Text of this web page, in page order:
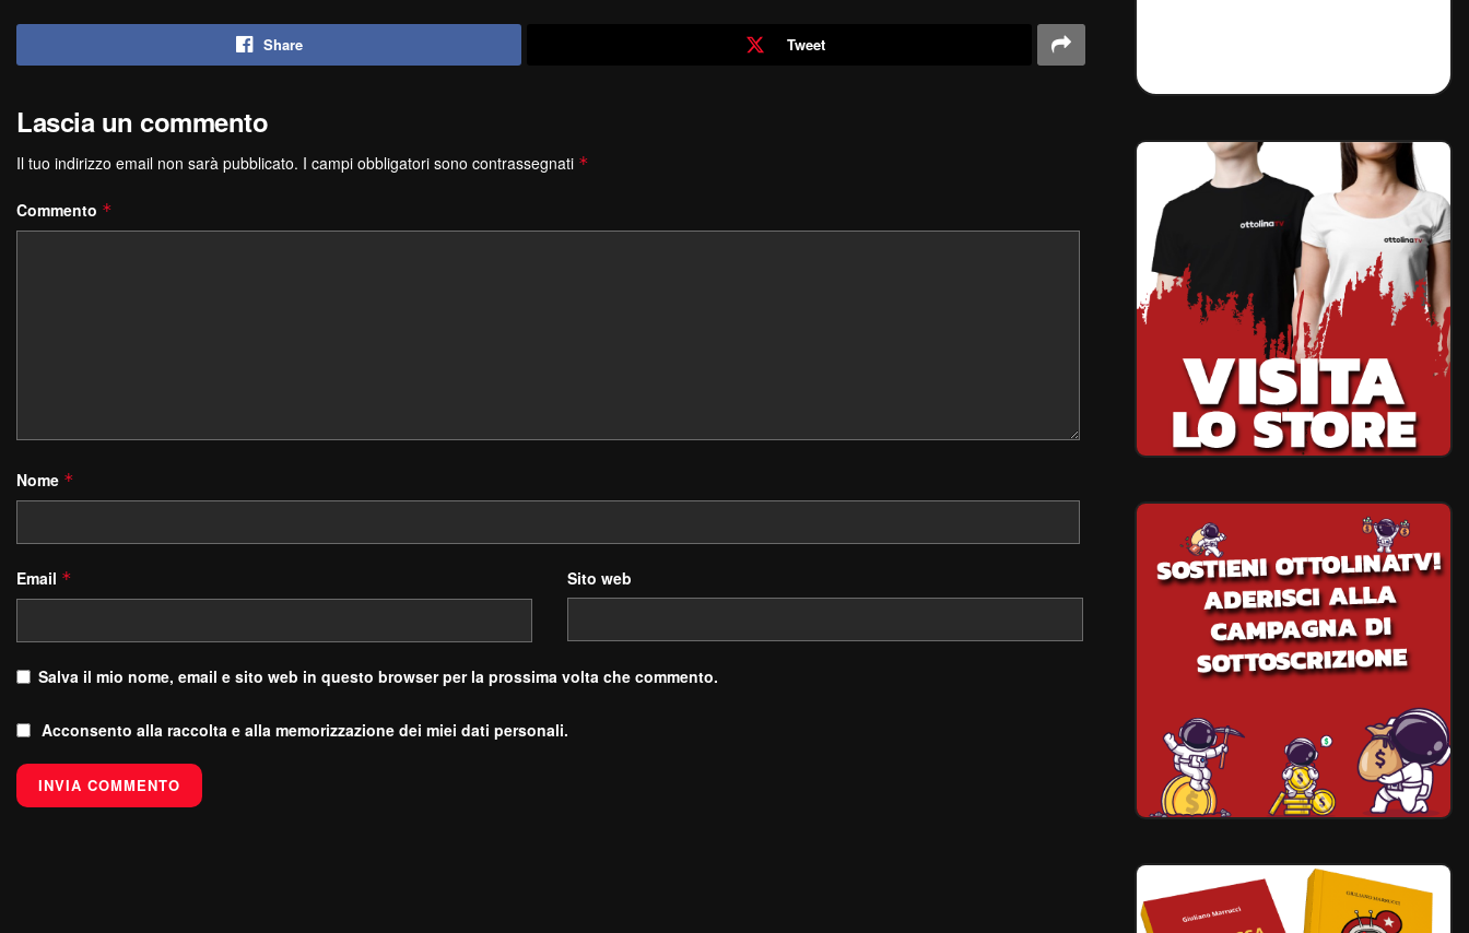
Share Tweet
Lascia un commento
Il tuo indirizzo email non sarà pubblicato. I campi obbligatori sono contrassegnati *
Commento *
Nome *
Email * Sito web
Salva il mio nome, email e sito web in questo browser per la prossima volta che commento.
Acconsento alla raccolta e alla memorizzazione dei miei dati personali.